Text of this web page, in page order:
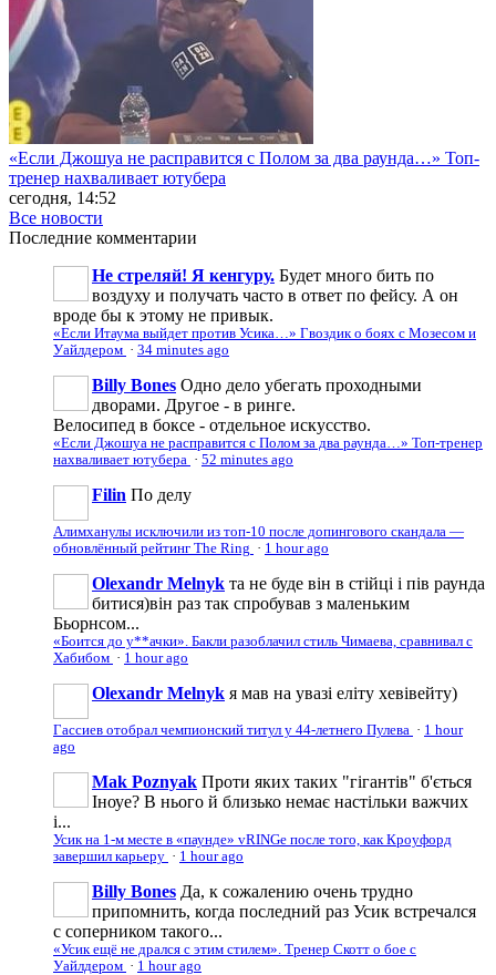
«Если Джошуа не расправится с Полом за два раунда…» Топ-
тренер нахваливает ютубера
сегодня, 14:52
Все новости
Последние комментарии
Не стреляй! Я кенгуру. Будет много бить по
воздуху и получать часто в ответ по фейсу. А он
вроде бы к этому не привык.
«Если Итаума выйдет против Усика…» Гвоздик о боях с Мозесом и
Уайлдером · 34 minutes ago
Billy Bones Одно дело убегать проходными
дворами. Другое - в ринге.
Велосипед в боксе - отдельное искусство.
«Если Джошуа не расправится с Полом за два раунда…» Топ-тренер
нахваливает ютубера · 52 minutes ago
Filin По делу
Алимханулы исключили из топ-10 после допингового скандала —
обновлённый рейтинг The Ring · 1 hour ago
Olexandr Melnyk та не буде він в стійці і пів раунда
битися)він раз так спробував з маленьким
Бьорнсом...
«Боится до у**ачки». Бакли разоблачил стиль Чимаева, сравнивал с
Хабибом · 1 hour ago
Olexandr Melnyk я мав на увазі еліту хевівейту)
Гассиев отобрал чемпионский титул у 44-летнего Пулева · 1 hour
ago
Mak Poznyak Проти яких таких "гігантів" б'ється
Іноуе? В нього й близько немає настільки важчих
і...
Усик на 1-м месте в «паунде» vRINGe после того, как Кроуфорд
завершил карьеру · 1 hour ago
Billy Bones Да, к сожалению очень трудно
припомнить, когда последний раз Усик встречался
с соперником такого...
«Усик ещё не дрался с этим стилем». Тренер Скотт о бое с
Уайлдером · 1 hour ago